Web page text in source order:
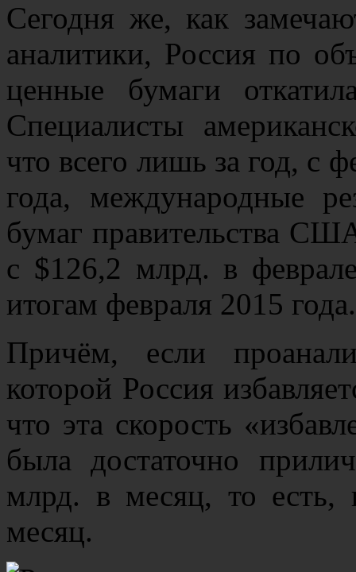
Сегодня же, как
аналитики, Россия по
ценные бумаги
Специалисты
что всего лишь за год, с
года, международные
бумаг правительства
с $126,2 млрд. в
итогам февраля 2015 года.
Причём, если
которой Россия
что эта скорость
была достаточно
млрд. в месяц, то
месяц.